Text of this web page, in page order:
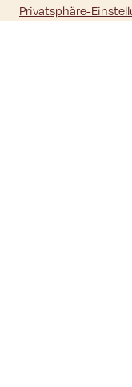
Privatsphäre-